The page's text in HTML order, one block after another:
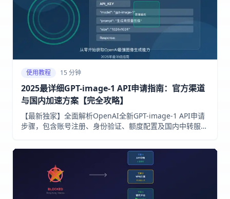
使用教程 15 分钟
2025最详细GPT-image-1 API申请指南：官方渠道
与国内加速方案【完全攻略】
【最新独家】全面解析OpenAI全新GPT-image-1 API申请
步骤，包含账号注册、身份验证、额度配置及国内中转服务